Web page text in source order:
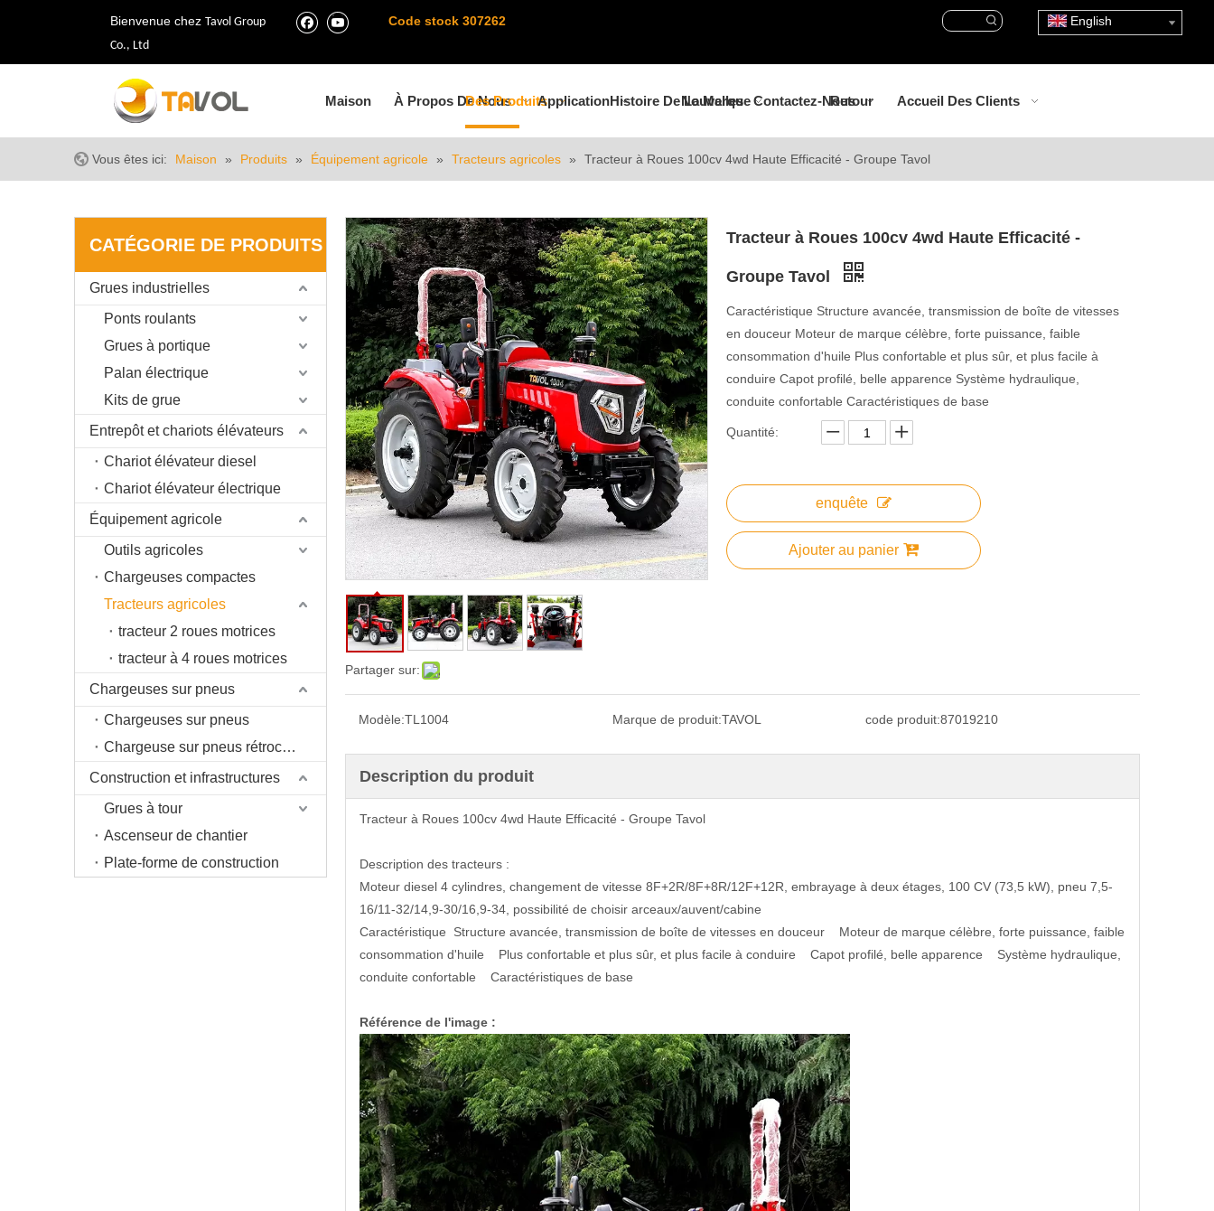
Bienvenue chez Tavol Group
Co., Ltd
Code stock 307262 English
Maison À Propos De Nous
Des ProduitsApplicationHistoire De La Marque
Nouvelles Contactez-Nous
Retour Accueil Des Clients
Vous êtes ici: Maison » Produits » Équipement agricole » Tracteurs agricoles » Tracteur à Roues 100cv 4wd Haute Efficacité - Groupe Tavol
CATÉGORIE DE PRODUITS
Grues industrielles
Ponts roulants
Grues à portique
Palan électrique
Kits de grue
Entrepôt et chariots élévateurs
Chariot élévateur diesel
Chariot élévateur électrique
Équipement agricole
Outils agricoles
Chargeuses compactes
Tracteurs agricoles
tracteur 2 roues motrices
tracteur à 4 roues motrices
Chargeuses sur pneus
Chargeuses sur pneus
Chargeuse sur pneus rétrocaveuse
Construction et infrastructures
Grues à tour
Ascenseur de chantier
Plate-forme de construction
Partager sur:
Tracteur à Roues 100cv 4wd Haute Efficacité -
Groupe Tavol
Caractéristique Structure avancée, transmission de boîte de vitesses
en douceur Moteur de marque célèbre, forte puissance, faible
consommation d'huile Plus confortable et plus sûr, et plus facile à
conduire Capot profilé, belle apparence Système hydraulique,
conduite confortable Caractéristiques de base
Quantité:
enquête
Ajouter au panier
Modèle:TL1004 Marque de produit:TAVOL code produit:87019210
Description du produit
Tracteur à Roues 100cv 4wd Haute Efficacité - Groupe Tavol
Description des tracteurs :
Moteur diesel 4 cylindres, changement de vitesse 8F+2R/8F+8R/12F+12R, embrayage à deux étages, 100 CV (73,5 kW), pneu 7,5-
16/11-32/14,9-30/16,9-34, possibilité de choisir arceaux/auvent/cabine
Caractéristique Structure avancée, transmission de boîte de vitesses en douceur Moteur de marque célèbre, forte puissance, faible
consommation d'huile Plus confortable et plus sûr, et plus facile à conduire Capot profilé, belle apparence Système hydraulique,
conduite confortable Caractéristiques de base
Référence de l'image :